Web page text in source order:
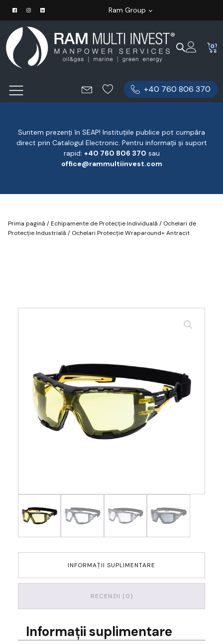
Ram Group
0
+40 760 806 370
Suntem prezenți în SEAP! Instituțiile publice pot cumpăra
direct prin Catalogul Electronic. Pentru informații și suport
rapid: ‪+40 760 806 370 ‬ sau
office@rammultiinvest.com
Prima pagină /Echipamente de Protecție Individuală / Ochelari de
Protecție Industrială / Ochelari Protecție Wraparound+ Antracit
INFORMAȚII SUPLIMENTARE
RECENZII (0)
Informații suplimentare